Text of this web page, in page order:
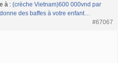
à : (crèche Vietnam)600 000vnd par
des baffes à votre enfant…
#67067